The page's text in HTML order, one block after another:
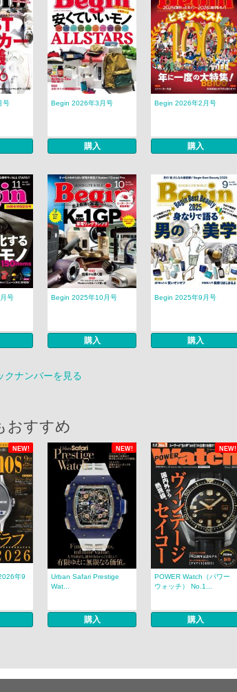
号 Begin 2026年3月号
購入
Begin 2026年2月号
購入
号 Begin 2025年10月号
購入
Begin 2025年9月号
購入
クナンバーを見る
おすすめ
NEW! NEW! NEW!
年9
Urban Safari Prestige
Wat...
購入
POWER Watch（パワー
ウォッチ） No.1...
購入